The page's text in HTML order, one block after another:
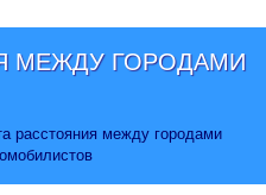
МЕЖДУ ГОРОДАМИ
расстояния между городами